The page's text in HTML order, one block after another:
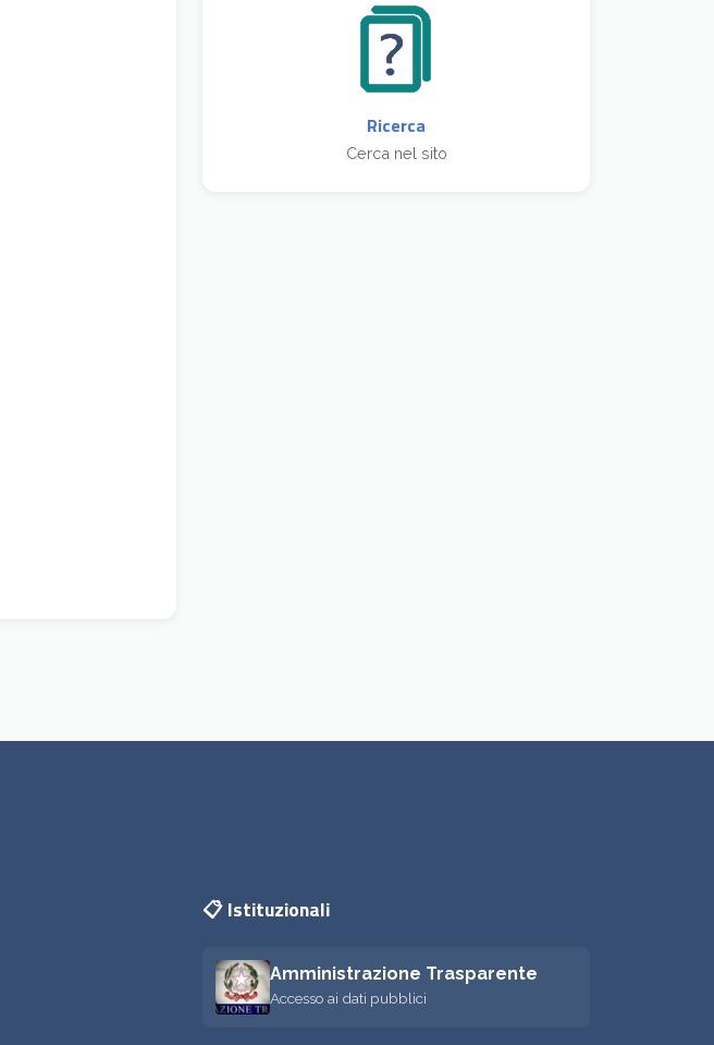
Ricerca
Cerca nel sito
📋 Istituzionali
Amministrazione Trasparente
Accesso ai dati pubblici